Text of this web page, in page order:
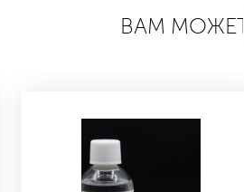
ВАМ МОЖЕТ